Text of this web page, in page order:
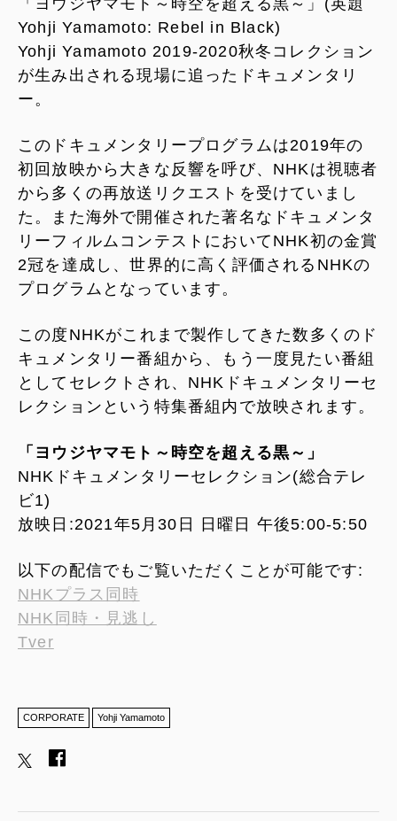
「ヨウジヤマモト～時空を超える黒～」(英題
Yohji Yamamoto: Rebel in Black)
Yohji Yamamoto 2019-2020秋冬コレクション
が生み出される現場に追ったドキュメンタリ
ー。
このドキュメンタリープログラムは2019年の
初回放映から大きな反響を呼び、NHKは視聴者
から多くの再放送リクエストを受けていまし
た。また海外で開催された著名なドキュメンタ
リーフィルムコンテストにおいてNHK初の金賞
2冠を達成し、世界的に高く評価されるNHKの
プログラムとなっています。
この度NHKがこれまで製作してきた数多くのド
キュメンタリー番組から、もう一度見たい番組
としてセレクトされ、NHKドキュメンタリーセ
レクションという特集番組内で放映されます。
「ヨウジヤマモト～時空を超える黒～」
NHKドキュメンタリーセレクション(総合テレ
ビ1)
放映日:2021年5月30日 日曜日 午後5:00-5:50
以下の配信でもご覧いただくことが可能です:
NHKプラス同時
NHK同時・見逃し
Tver
CORPORATE Yohji Yamamoto